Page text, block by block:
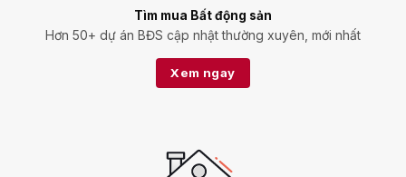
Tìm mua Bất động sản
Hơn 50+ dự án BĐS cập nhật thường xuyên, mới nhất
Xem ngay